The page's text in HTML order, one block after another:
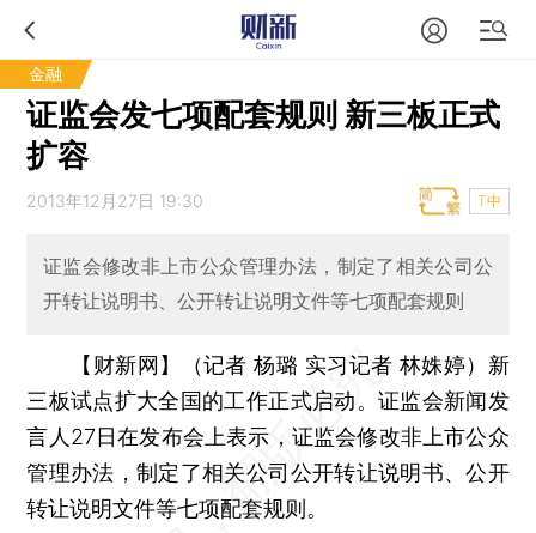
金融
证监会发七项配套规则 新三板正式
扩容
2013年12月27日 19:30 T中
证监会修改非上市公众管理办法，制定了相关公司公
开转让说明书、公开转让说明文件等七项配套规则
【财新网】（记者 杨璐 实习记者 林姝婷） 新
三板试点扩大全国的工作正式启动。证监会新闻发
言人27日在发布会上表示，证监会修改非上市公众
管理办法，制定了相关公司公开转让说明书、公开
转让说明文件等七项配套规则。